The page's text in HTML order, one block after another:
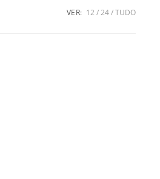
VER: 12 24 TUDO